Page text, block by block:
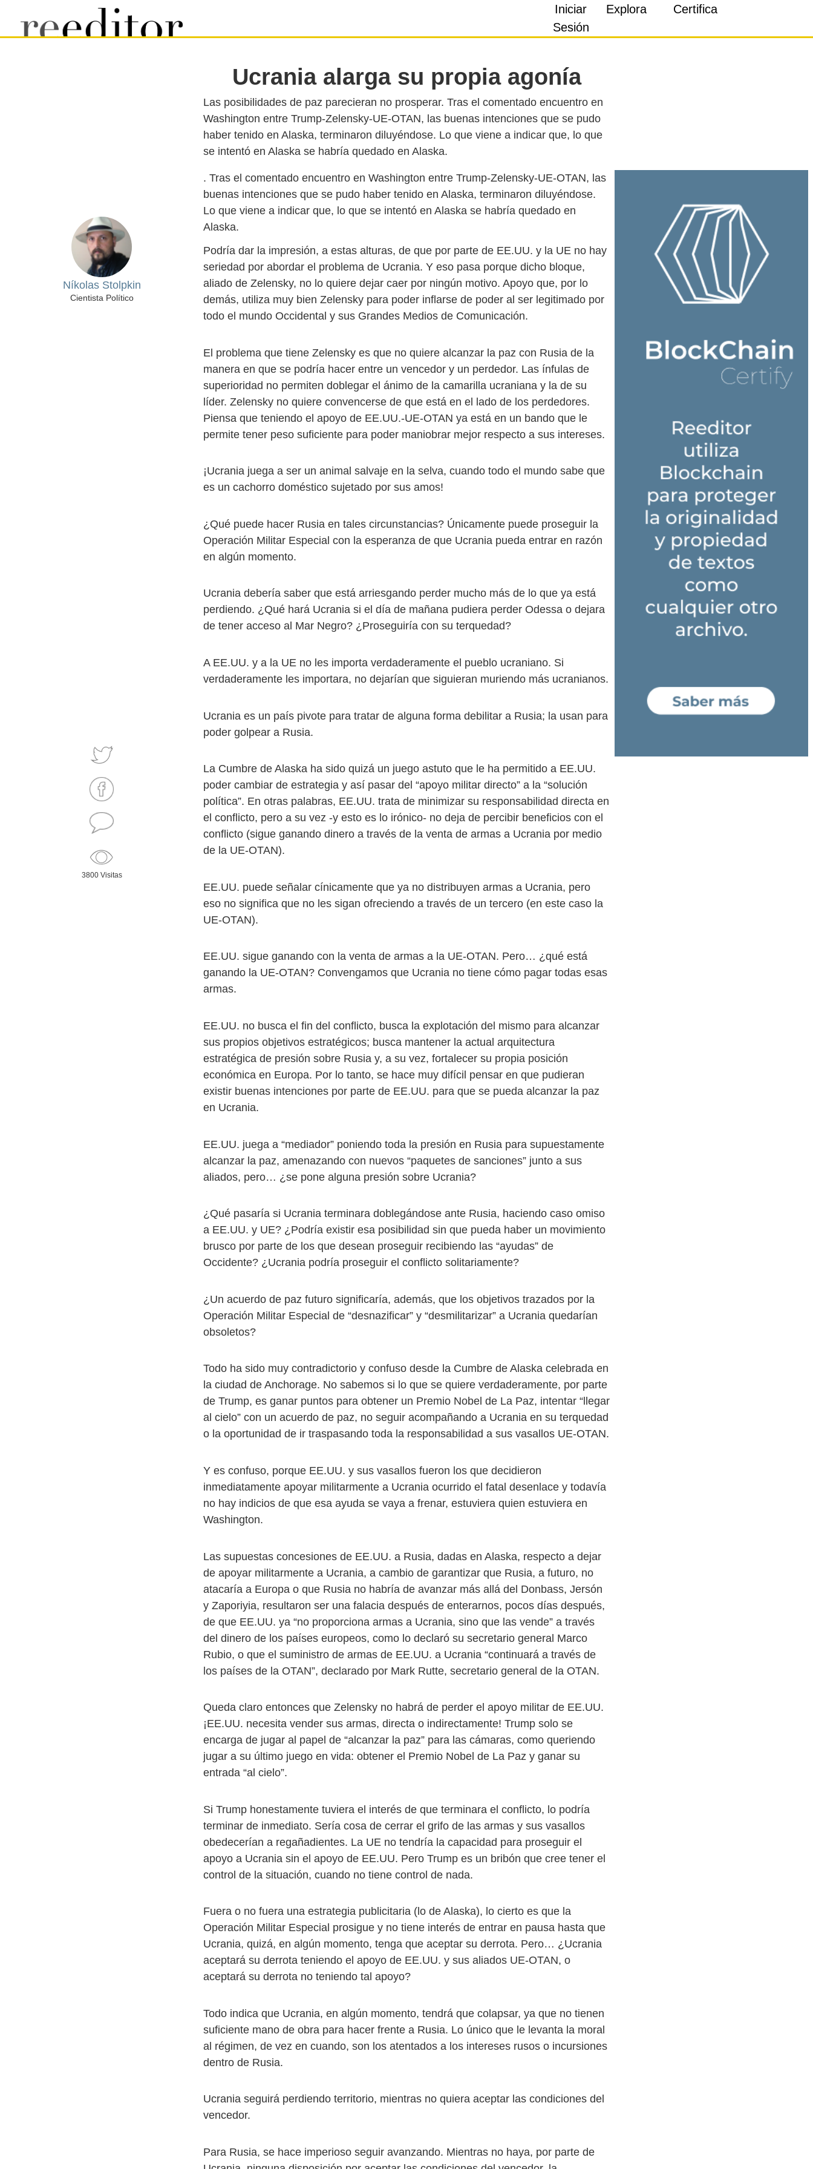
Iniciar
Sesión
Explora Certifica
Níkolas Stolpkin
Cientista Político
Ucrania alarga su propia agonía
Las posibilidades de paz parecieran no prosperar. Tras el comentado encuentro en
Washington entre Trump-Zelensky-UE-OTAN, las buenas intenciones que se pudo
haber tenido en Alaska, terminaron diluyéndose. Lo que viene a indicar que, lo que
3800 Visitas
. Tras el comentado encuentro en Washington entre Trump-Zelensky-UE-OTAN, las
buenas intenciones que se pudo haber tenido en Alaska, terminaron diluyéndose.
Lo que viene a indicar que, lo que se intentó en Alaska se habría quedado en
Alaska.
Podría dar la impresión, a estas alturas, de que por parte de EE.UU. y la UE no hay
seriedad por abordar el problema de Ucrania. Y eso pasa porque dicho bloque,
aliado de Zelensky, no lo quiere dejar caer por ningún motivo. Apoyo que, por lo
demás, utiliza muy bien Zelensky para poder inflarse de poder al ser legitimado por
todo el mundo Occidental y sus Grandes Medios de Comunicación.
El problema que tiene Zelensky es que no quiere alcanzar la paz con Rusia de la
manera en que se podría hacer entre un vencedor y un perdedor. Las ínfulas de
superioridad no permiten doblegar el ánimo de la camarilla ucraniana y la de su
líder. Zelensky no quiere convencerse de que está en el lado de los perdedores.
Piensa que teniendo el apoyo de EE.UU.-UE-OTAN ya está en un bando que le
permite tener peso suficiente para poder maniobrar mejor respecto a sus intereses.
¡Ucrania juega a ser un animal salvaje en la selva, cuando todo el mundo sabe que
es un cachorro doméstico sujetado por sus amos!
¿Qué puede hacer Rusia en tales circunstancias? Únicamente puede proseguir la
Operación Militar Especial con la esperanza de que Ucrania pueda entrar en razón
en algún momento.
Ucrania debería saber que está arriesgando perder mucho más de lo que ya está
perdiendo. ¿Qué hará Ucrania si el día de mañana pudiera perder Odessa o dejara
de tener acceso al Mar Negro? ¿Proseguiría con su terquedad?
A EE.UU. y a la UE no les importa verdaderamente el pueblo ucraniano. Si
verdaderamente les importara, no dejarían que siguieran muriendo más ucranianos.
Ucrania es un país pivote para tratar de alguna forma debilitar a Rusia; la usan para
poder golpear a Rusia.
La Cumbre de Alaska ha sido quizá un juego astuto que le ha permitido a EE.UU.
poder cambiar de estrategia y así pasar del “apoyo militar directo” a la “solución
política”. En otras palabras, EE.UU. trata de minimizar su responsabilidad directa en
el conflicto, pero a su vez ­-y esto es lo irónico- no deja de percibir beneficios con el
conflicto (sigue ganando dinero a través de la venta de armas a Ucrania por medio
de la UE-OTAN).
EE.UU. puede señalar cínicamente que ya no distribuyen armas a Ucrania, pero
eso no significa que no les sigan ofreciendo a través de un tercero (en este caso la
UE-OTAN).
EE.UU. sigue ganando con la venta de armas a la UE-OTAN. Pero… ¿qué está
ganando la UE-OTAN? Convengamos que Ucrania no tiene cómo pagar todas esas
armas.
EE.UU. no busca el fin del conflicto, busca la explotación del mismo para alcanzar
sus propios objetivos estratégicos; busca mantener la actual arquitectura
estratégica de presión sobre Rusia y, a su vez, fortalecer su propia posición
económica en Europa. Por lo tanto, se hace muy difícil pensar en que pudieran
existir buenas intenciones por parte de EE.UU. para que se pueda alcanzar la paz
en Ucrania.
EE.UU. juega a “mediador” poniendo toda la presión en Rusia para supuestamente
alcanzar la paz, amenazando con nuevos “paquetes de sanciones” junto a sus
aliados, pero… ¿se pone alguna presión sobre Ucrania?
¿Qué pasaría si Ucrania terminara doblegándose ante Rusia, haciendo caso omiso
a EE.UU. y UE? ¿Podría existir esa posibilidad sin que pueda haber un movimiento
brusco por parte de los que desean proseguir recibiendo las “ayudas” de
Occidente? ¿Ucrania podría proseguir el conflicto solitariamente?
¿Un acuerdo de paz futuro significaría, además, que los objetivos trazados por la
Operación Militar Especial de “desnazificar” y “desmilitarizar” a Ucrania quedarían
obsoletos?
Todo ha sido muy contradictorio y confuso desde la Cumbre de Alaska celebrada en
la ciudad de Anchorage. No sabemos si lo que se quiere verdaderamente, por parte
de Trump, es ganar puntos para obtener un Premio Nobel de La Paz, intentar “llegar
al cielo” con un acuerdo de paz, no seguir acompañando a Ucrania en su terquedad
o la oportunidad de ir traspasando toda la responsabilidad a sus vasallos UE-OTAN.
Y es confuso, porque EE.UU. y sus vasallos fueron los que decidieron
inmediatamente apoyar militarmente a Ucrania ocurrido el fatal desenlace y todavía
no hay indicios de que esa ayuda se vaya a frenar, estuviera quien estuviera en
Washington.
Las supuestas concesiones de EE.UU. a Rusia, dadas en Alaska, respecto a dejar
de apoyar militarmente a Ucrania, a cambio de garantizar que Rusia, a futuro, no
atacaría a Europa o que Rusia no habría de avanzar más allá del Donbass, Jersón
y Zaporiyia, resultaron ser una falacia después de enterarnos, pocos días después,
de que EE.UU. ya “no proporciona armas a Ucrania, sino que las vende” a través
del dinero de los países europeos, como lo declaró su secretario general Marco
Rubio, o que el suministro de armas de EE.UU. a Ucrania “continuará a través de
los países de la OTAN”, declarado por Mark Rutte, secretario general de la OTAN.
Queda claro entonces que Zelensky no habrá de perder el apoyo militar de EE.UU.
¡EE.UU. necesita vender sus armas, directa o indirectamente! Trump solo se
encarga de jugar al papel de “alcanzar la paz” para las cámaras, como queriendo
jugar a su último juego en vida: obtener el Premio Nobel de La Paz y ganar su
entrada “al cielo”.
Si Trump honestamente tuviera el interés de que terminara el conflicto, lo podría
terminar de inmediato. Sería cosa de cerrar el grifo de las armas y sus vasallos
obedecerían a regañadientes. La UE no tendría la capacidad para proseguir el
apoyo a Ucrania sin el apoyo de EE.UU. Pero Trump es un bribón que cree tener el
control de la situación, cuando no tiene control de nada.
Fuera o no fuera una estrategia publicitaria (lo de Alaska), lo cierto es que la
Operación Militar Especial prosigue y no tiene interés de entrar en pausa hasta que
Ucrania, quizá, en algún momento, tenga que aceptar su derrota. Pero… ¿Ucrania
aceptará su derrota teniendo el apoyo de EE.UU. y sus aliados UE-OTAN, o
aceptará su derrota no teniendo tal apoyo?
Todo indica que Ucrania, en algún momento, tendrá que colapsar, ya que no tienen
suficiente mano de obra para hacer frente a Rusia. Lo único que le levanta la moral
al régimen, de vez en cuando, son los atentados a los intereses rusos o incursiones
dentro de Rusia.
Ucrania seguirá perdiendo territorio, mientras no quiera aceptar las condiciones del
vencedor.
Para Rusia, se hace imperioso seguir avanzando. Mientras no haya, por parte de